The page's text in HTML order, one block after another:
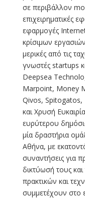
σε περιβάλλον
επιχειρηματικές
εφαρμογές
κρίσιμων
μερικές από τις
γνωστές startups
Deepsea
Marpoint, Money
Qivos, Spitogatos,
και Χρυσή
ευρύτερου
μία δραστήρια
Αθήνα, με
συναντήσεις για
δικτύωσή τους
πρακτικών και
συμμετέχουν στο